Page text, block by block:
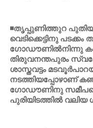
◾തൃപ്പുണിത്തുറ
വെടിക്കെട്ടിനു
ഗോഡൗണില്‍നിന്നു
തിരുവനന്തപുരം
ശാസ്തവട്ടം
നടത്തിയപ്പോഴാണ്
ഗോഡൗണിനു
പുരിയിടത്തില്‍